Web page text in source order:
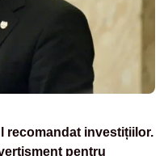
recomandat investițiilor.
pentru